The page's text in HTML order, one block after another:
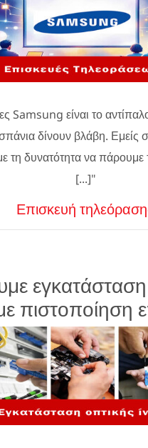
Samsung είναι το
δίνουν βλάβη. Εμείς
τη δυνατότητα να πάρουμε
[...]"
Επισκευή
πιστοποίηση